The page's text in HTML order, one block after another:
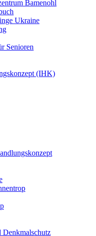
Bamenohl
Ukraine
Senioren
(IHK)
Denkmalschutz